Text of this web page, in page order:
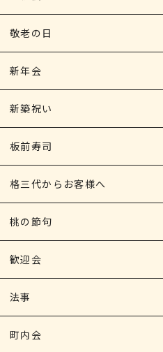
敬老の日
新年会
新築祝い
板前寿司
格三代からお客様へ
桃の節句
歓迎会
法事
町内会